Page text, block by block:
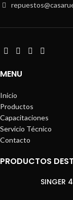
MENU
Inicio
Productos
Capacitaciones
Servicio Técnico
Contacto
PRODUCTOS
SINGER